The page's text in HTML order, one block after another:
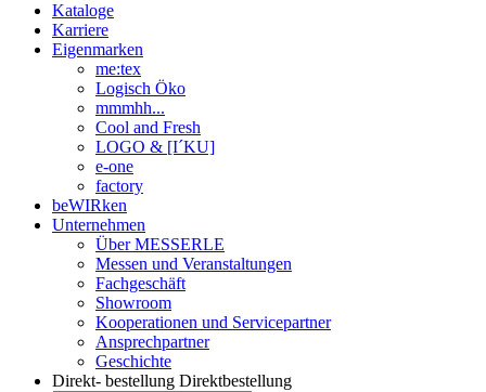
Kataloge
Karriere
Eigenmarken
me:tex
Logisch Öko
mmmhh...
Cool and Fresh
LOGO & [I´KU]
e-one
factory
beWIRken
Unternehmen
Über MESSERLE
Messen und Veranstaltungen
Fachgeschäft
Showroom
Kooperationen und Servicepartner
Ansprechpartner
Geschichte
Direkt- bestellung Direktbestellung